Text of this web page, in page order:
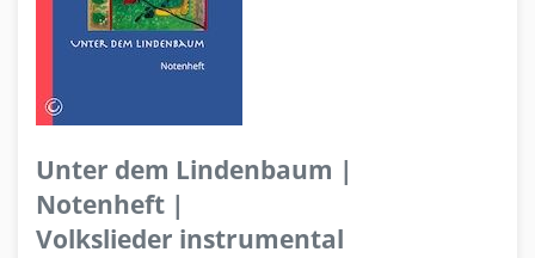
Unter dem Lindenbaum |
Notenheft |
Volkslieder instrumental